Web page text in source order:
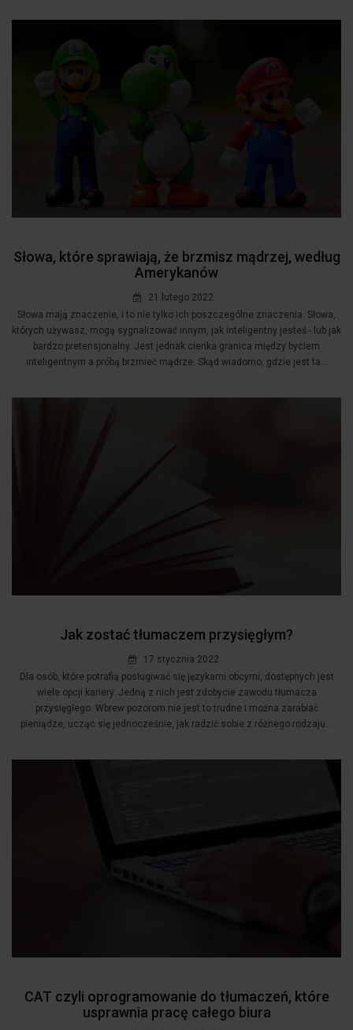
Słowa, które sprawiają, że brzmisz mądrzej, według
Amerykanów
21 lutego 2022
Słowa mają znaczenie, i to nie tylko ich poszczególne znaczenia. Słowa,
których używasz, mogą sygnalizować innym, jak inteligentny jesteś - lub jak
bardzo pretensjonalny. Jest jednak cienka granica między byciem
inteligentnym a próbą brzmieć mądrze. Skąd wiadomo, gdzie jest ta...
Jak zostać tłumaczem przysięgłym?
17 stycznia 2022
Dla osób, które potrafią posługiwać się językami obcymi, dostępnych jest
wiele opcji kariery. Jedną z nich jest zdobycie zawodu tłumacza
przysięgłego. Wbrew pozorom nie jest to trudne i można zarabiać
pieniądze, ucząc się jednocześnie, jak radzić sobie z różnego rodzaju...
CAT czyli oprogramowanie do tłumaczeń, które
usprawnia pracę całego biura